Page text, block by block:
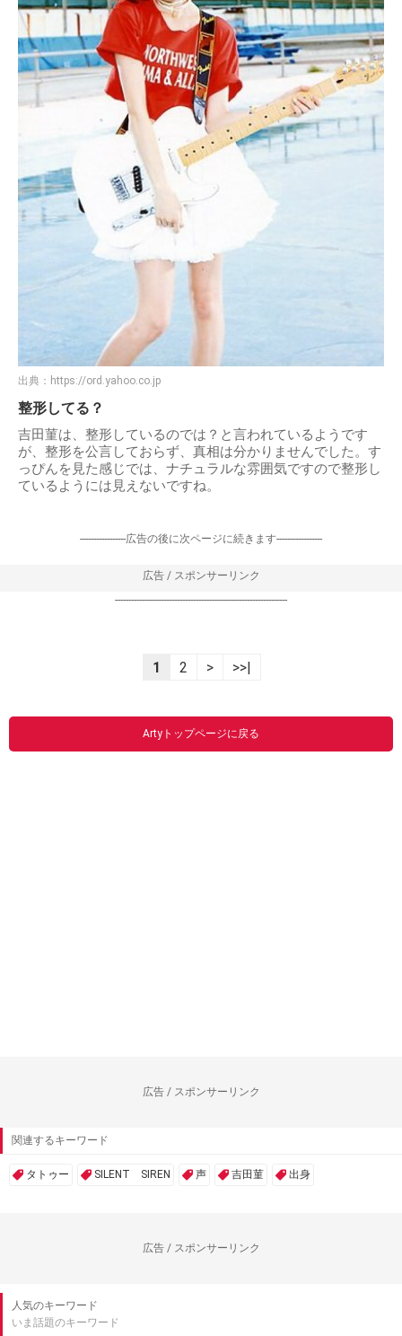
出典： https://ord.yahoo.co.jp
整形してる？
吉田菫は、整形しているのでは？と言われているようです
が、整形を公言しておらず、真相は分かりませんでした。す
っぴんを見た感じでは、ナチュラルな雰囲気ですので整形し
ているようには見えないですね。
-----------------広告の後に次ページに続きます-----------------
広告 / スポンサーリンク
----------------------------------------------------------------
1 2 > >>|
Artyトップページに戻る
広告 / スポンサーリンク
関連するキーワード
タトゥー SILENT SIREN 声 吉田菫 出身
広告 / スポンサーリンク
人気のキーワード
いま話題のキーワード